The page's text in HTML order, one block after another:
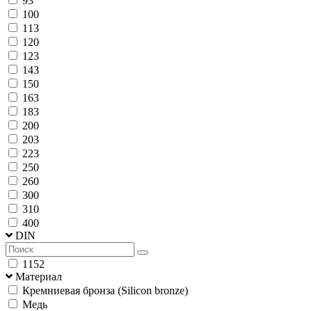
100
113
120
123
143
150
163
183
200
203
223
250
260
300
310
400
DIN
1152
Материал
Кремниевая бронза (Silicon bronze)
Медь